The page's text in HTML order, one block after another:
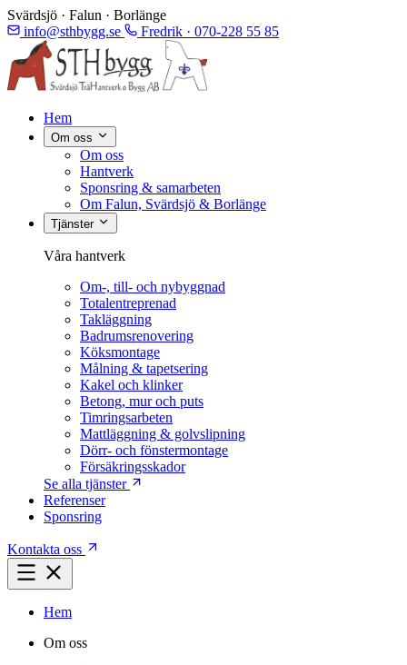
Svärdsjö · Falun · Borlänge
info@sthbygg.se
Fredrik · 070-228 55 85
Hem
Om oss
Om oss
Hantverk
Sponsring & samarbeten
Om Falun, Svärdsjö & Borlänge
Tjänster
Våra hantverk
Om-, till- och nybyggnad
Totalentreprenad
Takläggning
Badrumsrenovering
Köksmontage
Målning & tapetsering
Kakel och klinker
Betong, mur och puts
Timringsarbeten
Mattläggning & golvslipning
Dörr- och fönstermontage
Försäkringsskador
Se alla tjänster
Referenser
Sponsring
Kontakta oss
Hem
Om oss